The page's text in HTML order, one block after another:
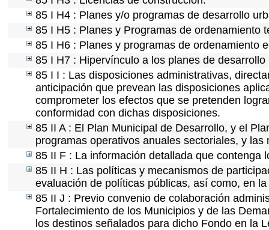
85 I H4 : Planes y/o programas de desarrollo
85 I H5 : Planes y Programas de ordenamiento
85 I H6 : Planes y programas de ordenamiento
85 I H7 : Hipervínculo a los planes de desarrollo
85 I I : Las disposiciones administrativas,
anticipación que prevean las disposiciones
comprometer los efectos que se pretenden
conformidad con dichas disposiciones.
85 II A : El Plan Municipal de Desarrollo, y el
programas operativos anuales sectoriales, y
85 II F : La información detallada que contenga
85 II H : Las políticas y mecanismos de
evaluación de políticas públicas, así como, en
85 II J : Previo convenio de colaboración
Fortalecimiento de los Municipios y de las
los destinos señalados para dicho Fondo en la